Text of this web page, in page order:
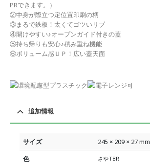
PRできます。）
②中身が際立つ定位置印刷の柄
③まるで鉄板！太くてゴツいリブ
④開けやすい♪オープンガイド付きの蓋
⑤持ち帰りも安心♪積み重ね機能
⑥ボリューム感ＵＰ！広い蓋天面
追加情報
サイズ
245 × 209 × 27 mm
色
さやTBR